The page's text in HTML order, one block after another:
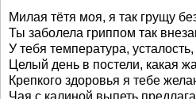
Милая тётя моя, я так грущу
Ты заболела гриппом так
У тебя температура, усталость,
Целый день в постели, какая
Крепкого здоровья я тебе
Чая с калиной выпеть